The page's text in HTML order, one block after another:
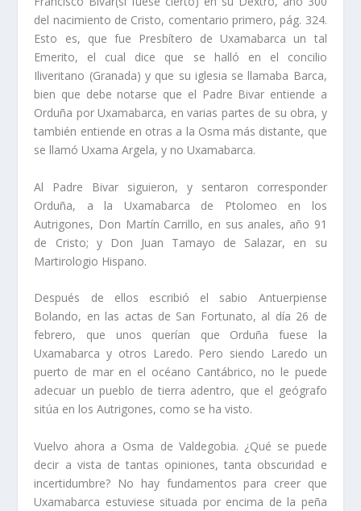
del nacimiento de Cristo, comentario primero, pág. 324.
Esto es, que fue Presbí­tero de Uxamabarca un tal
Emerito, el cual dice que se halló en el concilio
Iliveritano (Granada) y que su iglesia se llamaba Barca,
bien que debe notarse que el Padre Bivar entiende a
Orduña por Uxamabarca, en varias partes de su obra, y
también entiende en otras a la Osma más distante, que
se llamó Uxama Argela, y no Uxamabarca.
Al Padre Bivar siguieron, y sentaron corresponder
Orduña, a la Uxamabarca de Ptolomeo en los
Autrigones, Don Martí­n Carrillo, en sus anales, año 91
de Cristo; y Don Juan Tamayo de Salazar, en su
Martirologio Hispano.
Después de ellos escribió el sabio Antuerpiense
Bolando, en las actas de San Fortunato, al dí­a 26 de
febrero, que unos querí­an que Orduña fuese la
Uxamabarca y otros Laredo. Pero siendo Laredo un
puerto de mar en el océano Cantábrico, no le puede
adecuar un pueblo de tierra adentro, que el geógrafo
sitúa en los Autrigones, como se ha visto.
Vuelvo ahora a Osma de Valdegobia. ¿Qué se puede
decir a vista de tantas opi­niones, tanta obscuridad e
incertidumbre? No hay fundamentos para creer que
Uxamabarca estuviese situada por encima de la peña